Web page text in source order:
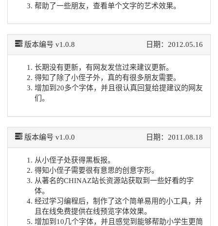
帮助了一些朋友，查看单个文字的艺术效果。
日期：2012.05.16
版本编号 v1.0.8
长期没有更新，有网友发信过来建议更新。
得知了除了小侄子外，真的有很多朋友需要。
增加到20多个字体，并且很认真回复给提建议的网友
们。
日期：2011.08.18
版本编号 v1.0.0
从小侄子处获得黑板报。
得知小侄子需要很有意思的创意字形。
从著名的CHINAZ站长资源站获取到一些好看的字
体。
经过学习编程后，制作了这个简单易用的小工具，并
且在线免费提供在线预览字体效果。
增加到10几个字体，并且感觉到能够帮助小学生更简